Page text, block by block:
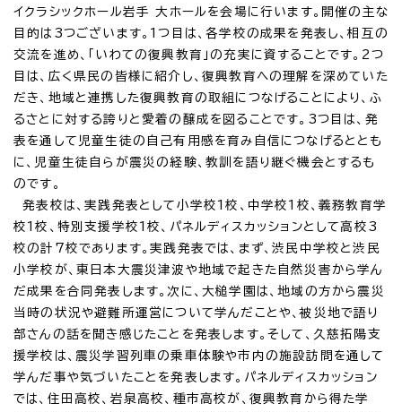
イクラシックホール岩手 大ホールを会場に行います。開催の主な
目的は3つございます。1つ目は、各学校の成果を発表し、相互の
交流を進め、「いわての復興教育」の充実に資することです。2つ
目は、広く県民の皆様に紹介し、復興教育への理解を深めていた
だき、地域と連携した復興教育の取組につなげることにより、ふ
るさとに対する誇りと愛着の醸成を図ることです。3つ目は、発
表を通して児童生徒の自己有用感を育み自信につなげるととも
に、児童生徒自らが震災の経験、教訓を語り継ぐ機会とするも
のです。
発表校は、実践発表として小学校1校、中学校1校、義務教育学
校1校、特別支援学校1校、パネルディスカッションとして高校3
校の計7校であります。実践発表では、まず、渋民中学校と渋民
小学校が、東日本大震災津波や地域で起きた自然災害から学ん
だ成果を合同発表します。次に、大槌学園は、地域の方から震災
当時の状況や避難所運営について学んだことや、被災地で語り
部さんの話を聞き感じたことを発表します。そして、久慈拓陽支
援学校は、震災学習列車の乗車体験や市内の施設訪問を通して
学んだ事や気づいたことを発表します。パネルディスカッション
では、住田高校、岩泉高校、種市高校が、復興教育から得た学